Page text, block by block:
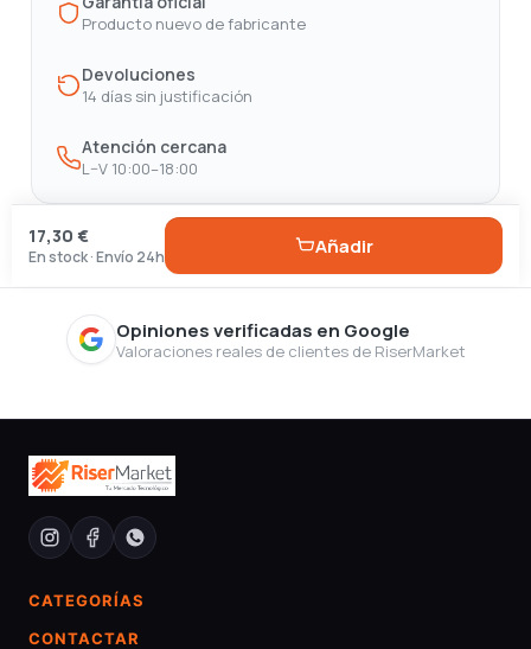
Producto nuevo de fabricante
Devoluciones
14 días sin justificación
Atención cercana
L–V 10:00–18:00
17,30 €
En stock · Envío 24h Añadir
Opiniones verificadas en Google
Valoraciones reales de clientes de RiserMarket
CATEGORÍAS
CONTACTAR